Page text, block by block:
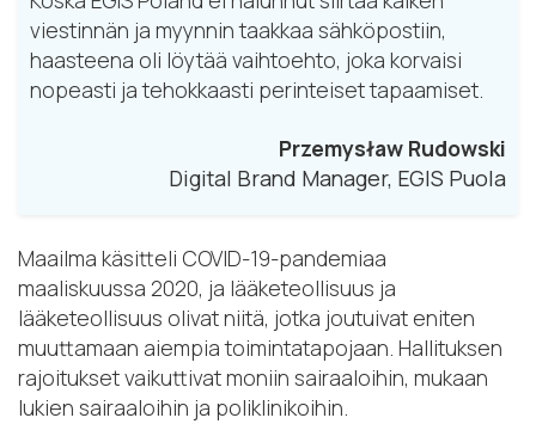
Maailma käsitteli COVID-19-pandemiaa
maaliskuussa 2020, ja lääketeollisuus ja
lääketeollisuus olivat niitä, jotka joutuivat eniten
muuttamaan aiempia toimintatapojaan. Hallituksen
rajoitukset vaikuttivat moniin sairaaloihin, mukaan
lukien sairaaloihin ja poliklinikoihin.
viestinnän ja myynnin taakkaa sähköpostiin,
haasteena oli löytää vaihtoehto, joka korvaisi
nopeasti ja tehokkaasti perinteiset tapaamiset.
Przemysław Rudowski
Digital Brand Manager, EGIS Puola